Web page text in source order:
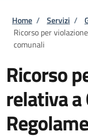
Briciole di
Home / Servizi /
Ricorso per
comunali
Ricorso
relativa a